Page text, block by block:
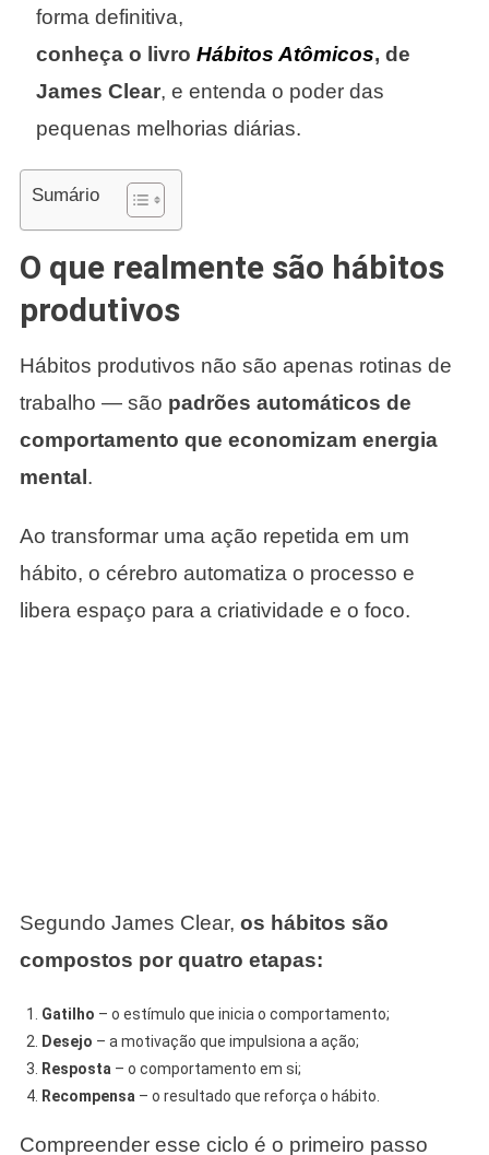
forma definitiva,
conheça o livro Hábitos Atômicos, de
James Clear, e entenda o poder das
pequenas melhorias diárias.
Sumário
O que realmente são hábitos
produtivos
Hábitos produtivos não são apenas rotinas de
trabalho — são padrões automáticos de
comportamento que economizam energia
mental .
Ao transformar uma ação repetida em um
hábito, o cérebro automatiza o processo e
libera espaço para a criatividade e o foco.
Segundo James Clear, os hábitos são
compostos por quatro etapas:
Gatilho – o estímulo que inicia o comportamento;
Desejo – a motivação que impulsiona a ação;
Resposta– o comportamento em si;
Recompensa– o resultado que reforça o hábito.
Compreender esse ciclo é o primeiro passo